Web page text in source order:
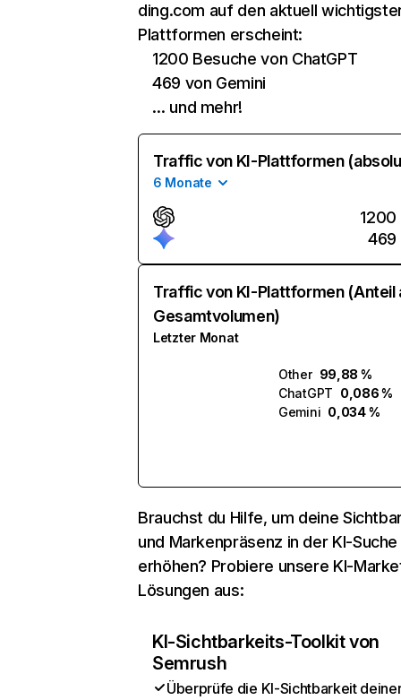
ding.com auf den aktuell
Plattformen erscheint:
1200 Besuche von ChatGPT
469 von Gemini
… und mehr!
Traffic von KI-Plattformen
6 Monate
1200
469
Traffic von KI-Plattformen (Anteil
Gesamtvolumen)
Letzter Monat
Other 99,88 %
ChatGPT 0,086 %
Gemini 0,034 %
Brauchst du Hilfe, um deine
und Markenpräsenz in der KI-Suche
erhöhen? Probiere unsere KI-
Lösungen aus:
KI-Sichtbarkeits-Toolkit von
Semrush
Überprüfe die KI-Sichtbarkeit